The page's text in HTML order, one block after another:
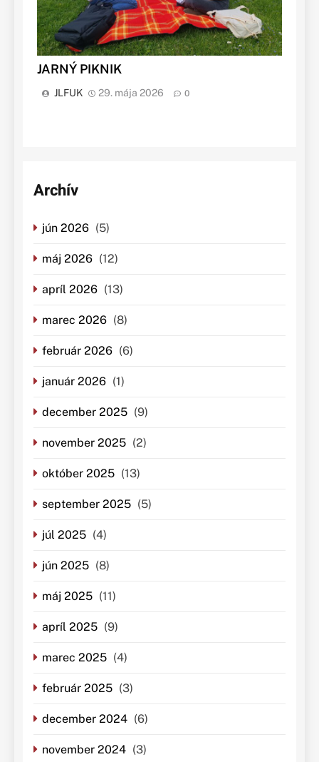
JARNÝ PIKNIK
JLFUK 29. mája 2026 0
Archív
jún 2026 (5)
máj 2026 (12)
apríl 2026 (13)
marec 2026 (8)
február 2026 (6)
január 2026 (1)
december 2025 (9)
november 2025 (2)
október 2025 (13)
september 2025 (5)
júl 2025 (4)
jún 2025 (8)
máj 2025 (11)
apríl 2025 (9)
marec 2025 (4)
február 2025 (3)
december 2024 (6)
november 2024 (3)